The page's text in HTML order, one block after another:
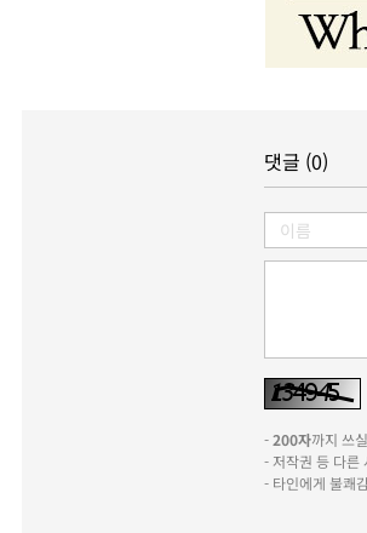
댓글 (0)
-200자까지 쓰
- 저작권 등 다른
- 타인에게 불쾌